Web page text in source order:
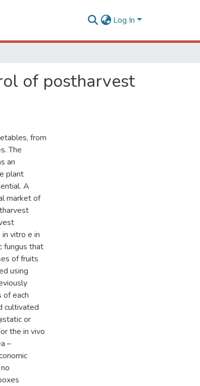
Log In
of postharvest
from
The
an
plant
A
market of
vitro e in
fungus that
of fruits
using
of each
cultivated
or
the in vivo
–